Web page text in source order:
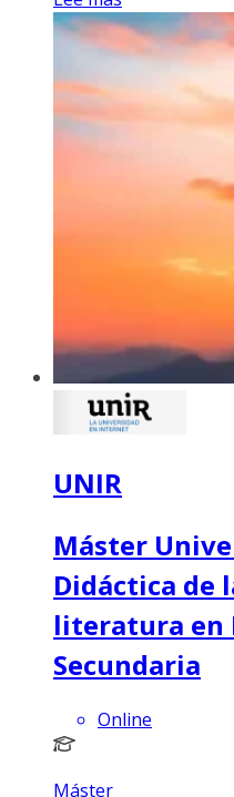
UNIR
Máster
Didáctica de
literatura en
Secundaria
Online
Máster